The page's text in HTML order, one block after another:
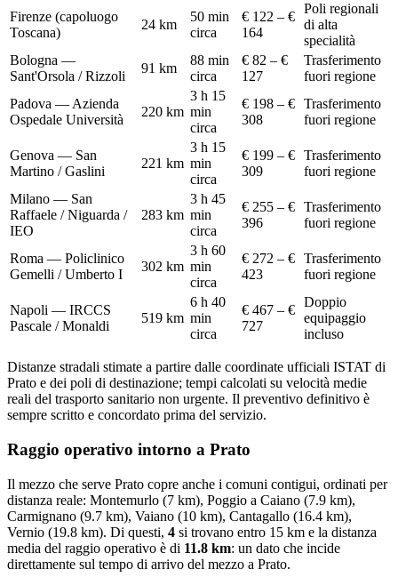
Firenze (capoluogo
Toscana)
24 km
50 min
circa
€ 122 – €
164
Poli regionali
di alta
specialità
Bologna —
Sant'Orsola / Rizzoli
91 km
88 min
circa
€ 82 – €
127
Trasferimento
fuori regione
Padova — Azienda
Ospedale Università
220 km
3 h 15
min
circa
€ 198 – €
308
Trasferimento
fuori regione
Genova — San
Martino / Gaslini
221 km
3 h 15
min
circa
€ 199 – €
309
Trasferimento
fuori regione
Milano — San
Raffaele / Niguarda /
IEO
283 km
3 h 45
min
circa
€ 255 – €
396
Trasferimento
fuori regione
Roma — Policlinico
Gemelli / Umberto I
302 km
3 h 60
min
circa
€ 272 – €
423
Trasferimento
fuori regione
Napoli — IRCCS
Pascale / Monaldi
519 km
6 h 40
min
circa
€ 467 – €
727
Doppio
equipaggio
incluso
Distanze stradali stimate a partire dalle coordinate ufficiali ISTAT di
Prato e dei poli di destinazione; tempi calcolati su velocità medie
reali del trasporto sanitario non urgente. Il preventivo definitivo è
sempre scritto e concordato prima del servizio.
Raggio operativo intorno a Prato
Il mezzo che serve Prato copre anche i comuni contigui, ordinati per
distanza reale: Montemurlo (7 km), Poggio a Caiano (7.9 km),
Carmignano (9.7 km), Vaiano (10 km), Cantagallo (16.4 km),
Vernio (19.8 km). Di questi, 4 si trovano entro 15 km e la distanza
media del raggio operativo è di 11.8 km: un dato che incide
direttamente sul tempo di arrivo del mezzo a Prato.